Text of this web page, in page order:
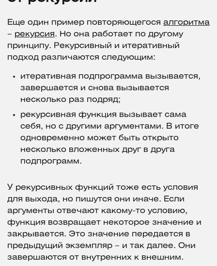
Еще один пример повторяющегося алгоритма
– рекурсия. Но она работает по другому
принципу. Рекурсивный и итеративный
подход различаются следующим:
итеративная подпрограмма вызывается,
завершается и снова вызывается
несколько раз подряд;
рекурсивная функция вызывает сама
себя, но с другими аргументами. В итоге
одновременно может быть открыто
несколько вложенных друг в друга
подпрограмм.
У рекурсивных функций тоже есть условия
для выхода, но пишутся они иначе. Если
аргументы отвечают какому-то условию,
функция возвращает некоторое значение и
закрывается. Это значение передается в
предыдущий экземпляр – и так далее. Они
завершаются от внутренних к внешним.